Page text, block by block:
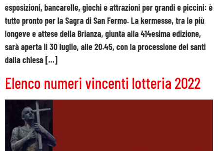
esposizioni, bancarelle, giochi e attrazioni per grandi e piccini: è
tutto pronto per la Sagra di San Fermo. La kermesse, tra le più
longeve e attese della Brianza, giunta alla 414esima edizione,
sarà aperta il 30 luglio, alle 20.45, con la processione dei santi
dalla chiesa […]
Elenco numeri vincenti lotteria 2022